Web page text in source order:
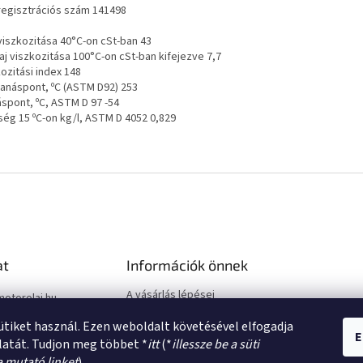
használ. Ezen weboldalt követésével elfogadja
Tudjon meg többet *itt(*illessze be a süti
szám 141498
40°C-on cSt-ban 43
viszkozitása 100°C-on cSt-ban kifejezve 7,7
index 148
ºC (ASTM D92) 253
ºC, ASTM D 97 -54
15 ºC-on kg/l, ASTM D 4052 0,829
Információk önnek
A vásárlás lépései
Adatkezelési tájékoztató